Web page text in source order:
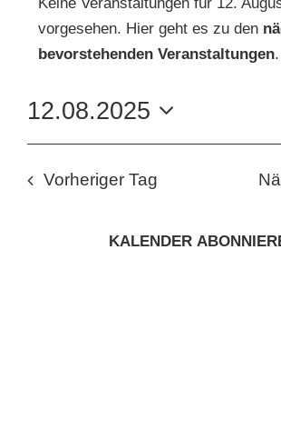
KUNSTSCHULE
KRONBERGER
NACH:
FÜR
AUGUST
2025
Hinweis
vorgesehen. Hier geht es zu den
bevorstehenden Veranstaltungen.
12.08.2025
Datum
Vorheriger Tag
KALENDER